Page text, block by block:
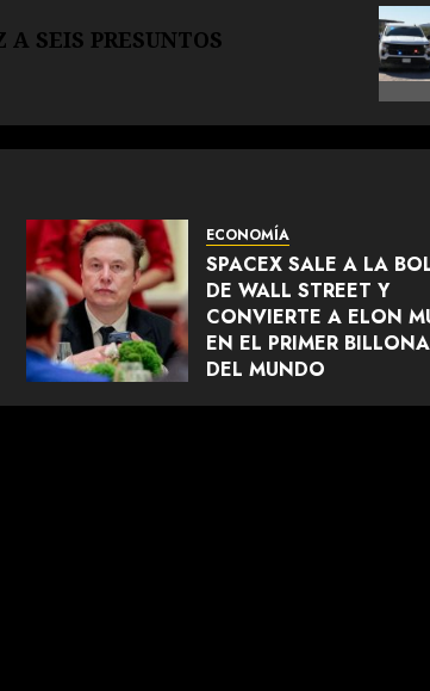
SEIS PRESUNTOS
ECONOMÍA
SPACEX SALE A LA
DE WALL STREET Y
CONVIERTE A ELON
EN EL PRIMER
DEL MUNDO
JUNIO 12, 2026 0